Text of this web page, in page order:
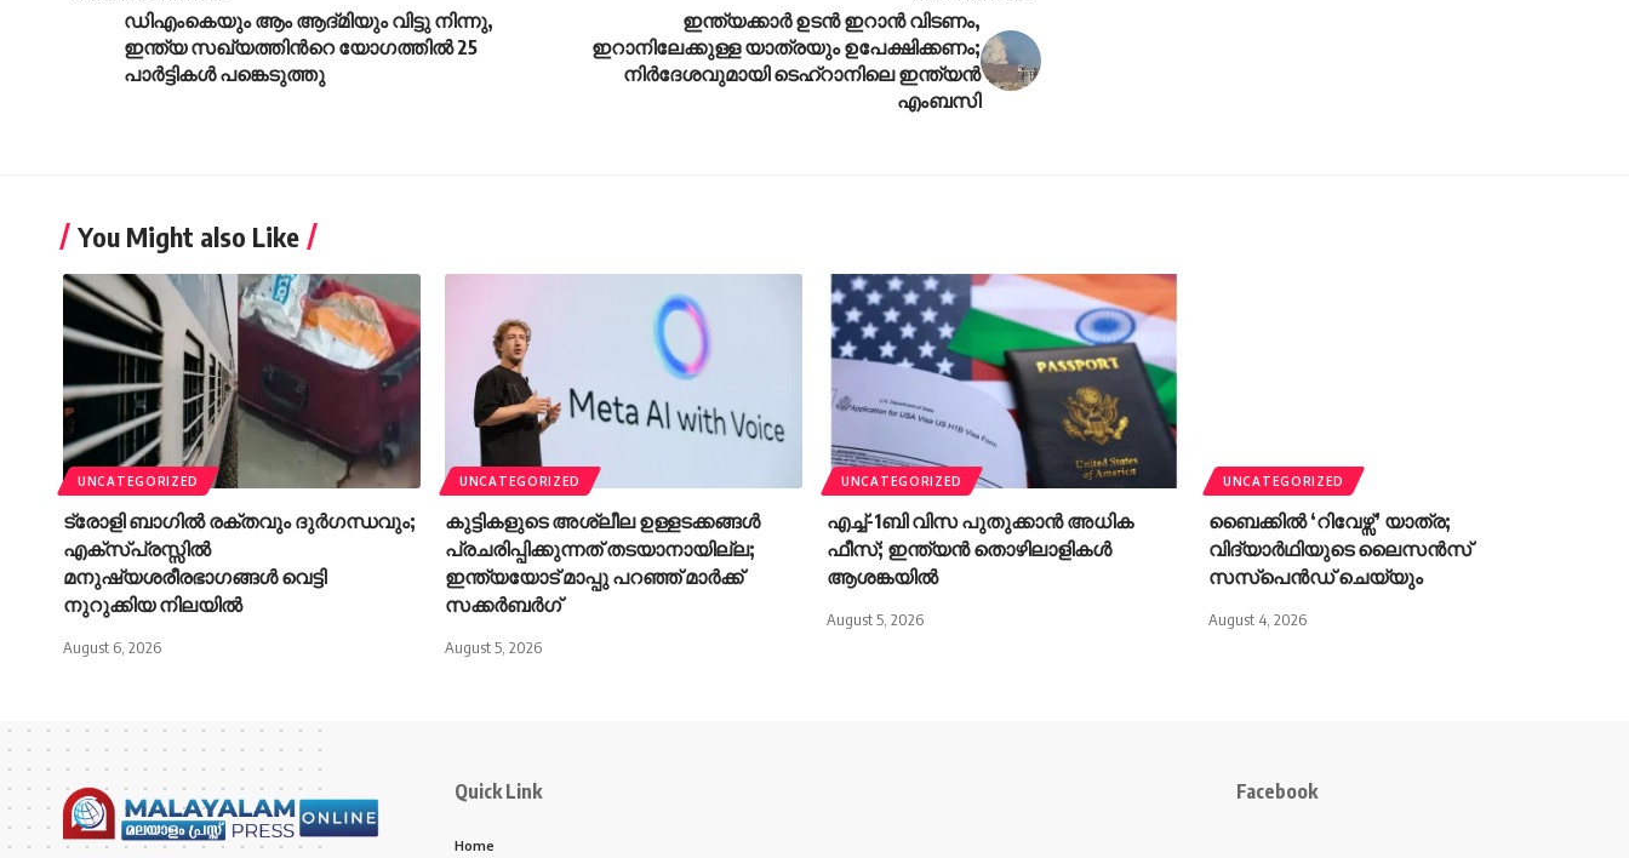
ഡിഎംകെയും ആം ആദ്മിയും വിട്ടു നിന്നു,
ഇന്ത്യ സഖ്യത്തിന്‍റെ യോഗത്തില്‍ 25
പാര്‍ട്ടികള്‍ പങ്കെടുത്തു
ഇന്ത്യക്കാര്‍ ഉടന്‍ ഇറാന്‍ വിടണം,
ഇറാനിലേക്കുള്ള യാത്രയും ഉപേക്ഷിക്കണം;
നിര്‍ദേശവുമായി ടെഹ്‌റാനിലെ ഇന്ത്യന്‍
എംബസി
You Might also Like
UNCATEGORIZED
ട്രോളി ബാഗിൽ രക്തവും ദുർഗന്ധവും;
എക്‌സ്പ്രസ്സിൽ
മനുഷ്യശരീരഭാഗങ്ങൾ വെട്ടി
നുറുക്കിയ നിലയിൽ
August 6, 2026
UNCATEGORIZED
കുട്ടികളുടെ അശ്ലീല ഉള്ളടക്കങ്ങൾ
പ്രചരിപ്പിക്കുന്നത് തടയാനായില്ല;
ഇന്ത്യയോട് മാപ്പു പറഞ്ഞ് മാർക്ക്
സക്കർബർഗ്
August 5, 2026
UNCATEGORIZED
എച്ച്-1ബി വിസ പുതുക്കാൻ അധിക
ഫീസ്; ഇന്ത്യൻ തൊഴിലാളികൾ
ആശങ്കയിൽ
August 5, 2026
UNCATEGORIZED
ബൈക്കിൽ ‘റിവേഴ്സ്’ യാത്ര;
വിദ്യാർഥിയുടെ ലൈസൻസ്
സസ്പെൻഡ് ചെയ്യും
August 4, 2026
Quick Link
Home
Facebook